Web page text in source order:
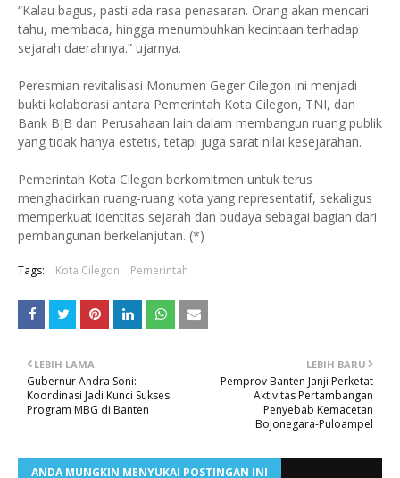
“Kalau bagus, pasti ada rasa penasaran. Orang akan mencari
tahu, membaca, hingga menumbuhkan kecintaan terhadap
sejarah daerahnya.” ujarnya.
Peresmian revitalisasi Monumen Geger Cilegon ini menjadi
bukti kolaborasi antara Pemerintah Kota Cilegon, TNI, dan
Bank BJB dan Perusahaan lain dalam membangun ruang publik
yang tidak hanya estetis, tetapi juga sarat nilai kesejarahan.
Pemerintah Kota Cilegon berkomitmen untuk terus
menghadirkan ruang-ruang kota yang representatif, sekaligus
memperkuat identitas sejarah dan budaya sebagai bagian dari
pembangunan berkelanjutan. (*)
Tags: Kota Cilegon Pemerintah
LEBIH BARU
Pemprov Banten Janji Perketat
Aktivitas Pertambangan
Penyebab Kemacetan
Bojonegara-Puloampel
LEBIH LAMA
Gubernur Andra Soni:
Koordinasi Jadi Kunci Sukses
Program MBG di Banten
ANDA MUNGKIN MENYUKAI POSTINGAN INI